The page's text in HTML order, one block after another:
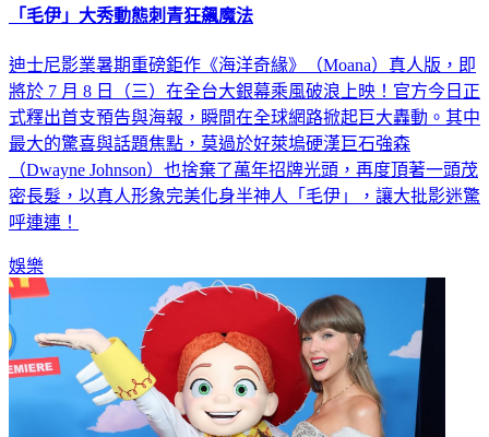
「毛伊」大秀動態刺青狂飆魔法
迪士尼影業暑期重磅鉅作《海洋奇緣》（Moana）真人版，即
將於 7 月 8 日（三）在全台大銀幕乘風破浪上映！官方今日正
式釋出首支預告與海報，瞬間在全球網路掀起巨大轟動。其中
最大的驚喜與話題焦點，莫過於好萊塢硬漢巨石強森
（Dwayne Johnson）也捨棄了萬年招牌光頭，再度頂著一頭茂
密長髮，以真人形象完美化身半神人「毛伊」，讓大批影迷驚
呼連連！
娛樂